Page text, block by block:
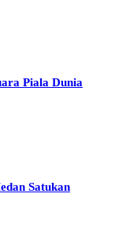
Piala Dunia
Satukan